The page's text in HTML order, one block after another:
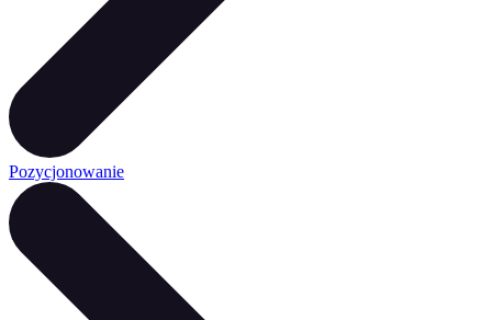
Pozycjonowanie